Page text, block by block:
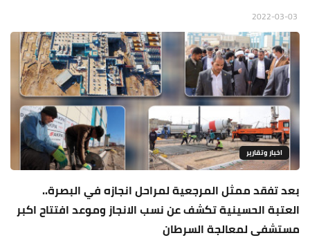
اخبار وتقارير
بعد تفقد ممثل المرجعية لمراحل انجازه في البصرة..
العتبة الحسينية تكشف عن نسب الانجاز وموعد افتتاح اكبر
مستشفى لمعالجة السرطان